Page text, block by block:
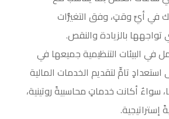
في أيِّ وقتٍ، وفق التغيُّرات
تواجهها بالزيادة والنقص.
في البيئات التنظيمية جميعها في
تامٍّ لتقديم الخدمات المالية
سواءٌ أكانت خدماتٍ محاسبيةً روتينية،
إستراتيجية.